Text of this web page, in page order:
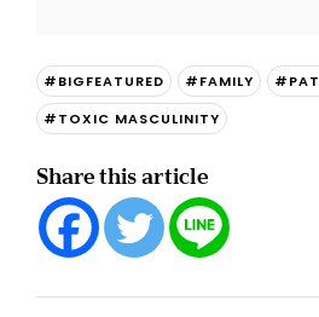
#BIGFEATURED #FAMILY
#TOXIC MASCULINITY
Share this article